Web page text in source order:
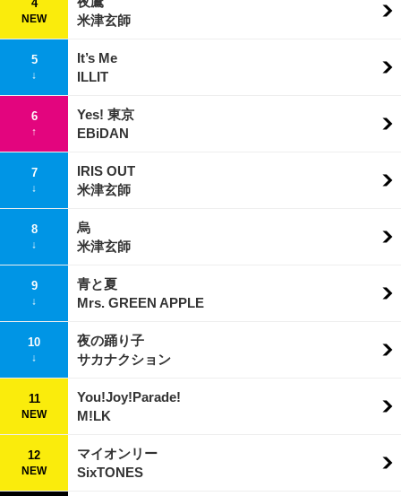
4
NEW
米津玄師
5
↓
It’s Me
ILLIT
6
↑
Yes! 東京
EBiDAN
7
↓
IRIS OUT
米津玄師
8
↓
烏
米津玄師
9
↓
青と夏
Mrs. GREEN APPLE
10
↓
夜の踊り子
サカナクション
11
NEW
You!Joy!Parade!
M!LK
12
NEW
マイオンリー
SixTONES